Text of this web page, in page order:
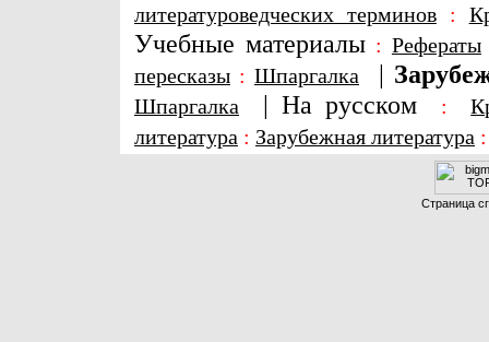
литературоведческих терминов:
Учебные материалы : Рефераты
пересказы : Шпаргалка |
Шпаргалка | На русском :
литература : Зарубежная литература
Страница